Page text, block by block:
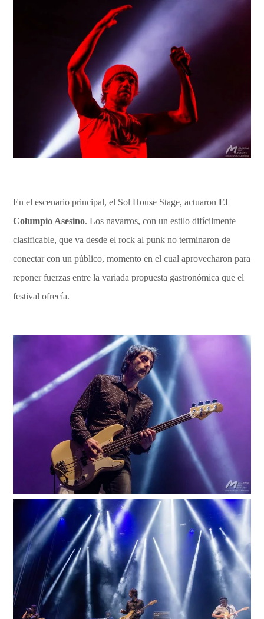
En el escenario principal, el Sol House Stage, actuaronEl
Columpio Asesino. Los navarros, con un estilo difícilmente
clasificable, que va desde el rock al punk no terminaron de
conectar con un público, momento en el cual aprovecharon para
reponer fuerzas entre la variada propuesta gastronómica que el
festival ofrecía.